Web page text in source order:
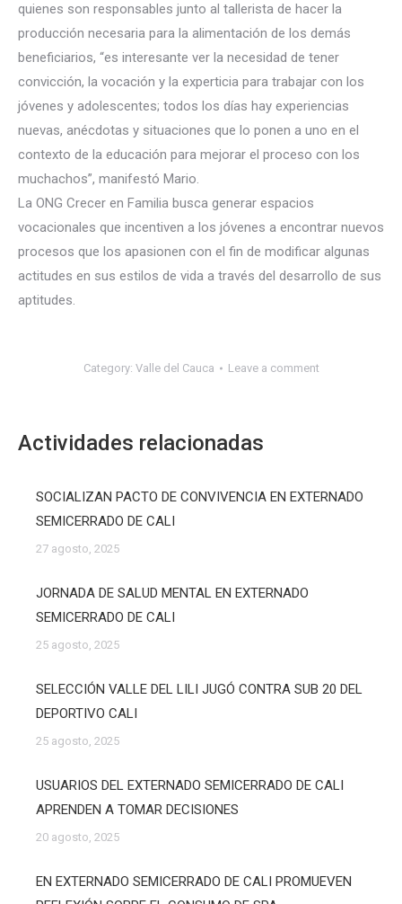
quienes son responsables junto al tallerista de hacer la
producción necesaria para la alimentación de los demás
beneficiarios, “es interesante ver la necesidad de tener
convicción, la vocación y la experticia para trabajar con los
jóvenes y adolescentes; todos los días hay experiencias
nuevas, anécdotas y situaciones que lo ponen a uno en el
contexto de la educación para mejorar el proceso con los
muchachos”, manifestó Mario.
La ONG Crecer en Familia busca generar espacios
vocacionales que incentiven a los jóvenes a encontrar nuevos
procesos que los apasionen con el fin de modificar algunas
actitudes en sus estilos de vida a través del desarrollo de sus
aptitudes.
Category: Valle del Cauca Leave a comment
Actividades relacionadas
SOCIALIZAN PACTO DE CONVIVENCIA EN EXTERNADO
SEMICERRADO DE CALI
27 agosto, 2025
JORNADA DE SALUD MENTAL EN EXTERNADO
SEMICERRADO DE CALI
25 agosto, 2025
SELECCIÓN VALLE DEL LILI JUGÓ CONTRA SUB 20 DEL
DEPORTIVO CALI
25 agosto, 2025
USUARIOS DEL EXTERNADO SEMICERRADO DE CALI
APRENDEN A TOMAR DECISIONES
20 agosto, 2025
EN EXTERNADO SEMICERRADO DE CALI PROMUEVEN